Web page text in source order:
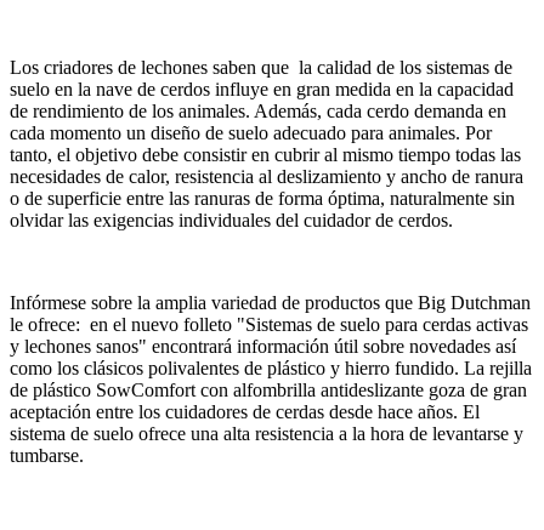
Los criadores de lechones saben que la calidad de los sistemas de
suelo en la nave de cerdos influye en gran medida en la capacidad
de rendimiento de los animales. Además, cada cerdo demanda en
cada momento un diseño de suelo adecuado para animales. Por
tanto, el objetivo debe consistir en cubrir al mismo tiempo todas las
necesidades de calor, resistencia al deslizamiento y ancho de ranura
o de superficie entre las ranuras de forma óptima, naturalmente sin
olvidar las exigencias individuales del cuidador de cerdos.
Infórmese sobre la amplia variedad de productos que Big Dutchman
le ofrece: en el nuevo folleto "Sistemas de suelo para cerdas activas
y lechones sanos" encontrará información útil sobre novedades así
como los clásicos polivalentes de plástico y hierro fundido. La rejilla
de plástico SowComfort con alfombrilla antideslizante goza de gran
aceptación entre los cuidadores de cerdas desde hace años. El
sistema de suelo ofrece una alta resistencia a la hora de levantarse y
tumbarse.